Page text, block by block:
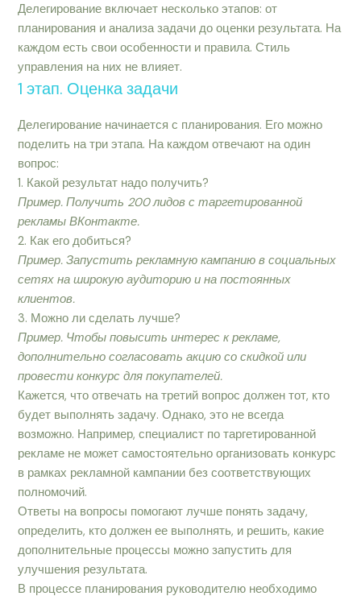
Делегирование включает несколько этапов: от
планирования и анализа задачи до оценки результата. На
каждом есть свои особенности и правила. Стиль
управления на них не влияет.
1 этап. Оценка задачи
Делегирование начинается с планирования. Его можно
поделить на три этапа. На каждом отвечают на один
вопрос:
1. Какой результат надо получить?
Пример. Получить 200 лидов с таргетированной
рекламы ВКонтакте.
2. Как его добиться?
Пример. Запустить рекламную кампанию в социальных
сетях на широкую аудиторию и на постоянных
клиентов.
3. Можно ли сделать лучше?
Пример. Чтобы повысить интерес к рекламе,
дополнительно согласовать акцию со скидкой или
провести конкурс для покупателей.
Кажется, что отвечать на третий вопрос должен тот, кто
будет выполнять задачу. Однако, это не всегда
возможно. Например, специалист по таргетированной
рекламе не может самостоятельно организовать конкурс
в рамках рекламной кампании без соответствующих
полномочий.
Ответы на вопросы помогают лучше понять задачу,
определить, кто должен ее выполнять, и решить, какие
дополнительные процессы можно запустить для
улучшения результата.
В процессе планирования руководителю необходимо